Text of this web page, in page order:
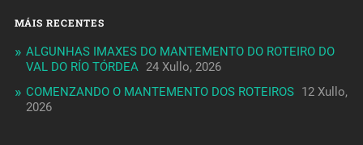
MÁIS RECENTES
ALGUNHAS IMAXES DO MANTEMENTO DO ROTEIRO DO
VAL DO RÍO TÓRDEA 24 Xullo, 2026
COMENZANDO O MANTEMENTO DOS ROTEIROS 12 Xullo,
2026